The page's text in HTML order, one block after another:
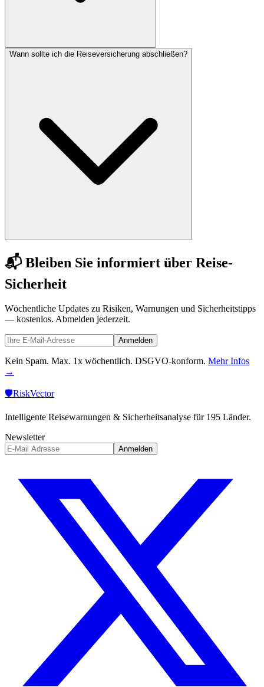
Wann sollte ich die Reiseversicherung abschließen?
📬 Bleiben Sie informiert über Reise-
Sicherheit
Wöchentliche Updates zu Risiken, Warnungen und Sicherheitstipps
— kostenlos. Abmelden jederzeit.
Anmelden
Kein Spam. Max. 1x wöchentlich. DSGVO-konform. Mehr Infos
→
🛡️RiskVector
Intelligente Reisewarnungen & Sicherheitsanalyse für 195 Länder.
Newsletter
Anmelden